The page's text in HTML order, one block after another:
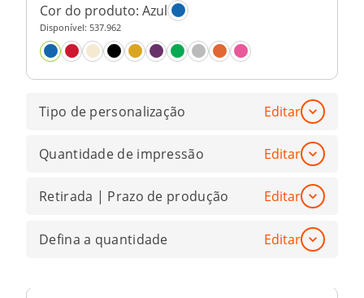
Cor do produto: Azul
Disponível: 537.962
Tipo de personalização Editar
Quantidade de impressão Editar
Retirada | Prazo de produção Editar
Defina a quantidade Editar